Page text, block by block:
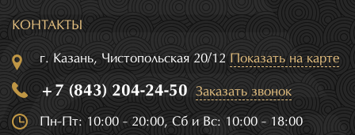
КОНТАКТЫ
г. Казань, Чистопольская 20/12 Показать на карте
+7 (843) 204-24-50 Заказать звонок
Пн-Пт: 10:00 - 20:00, Сб и Вс: 10:00 - 18:00